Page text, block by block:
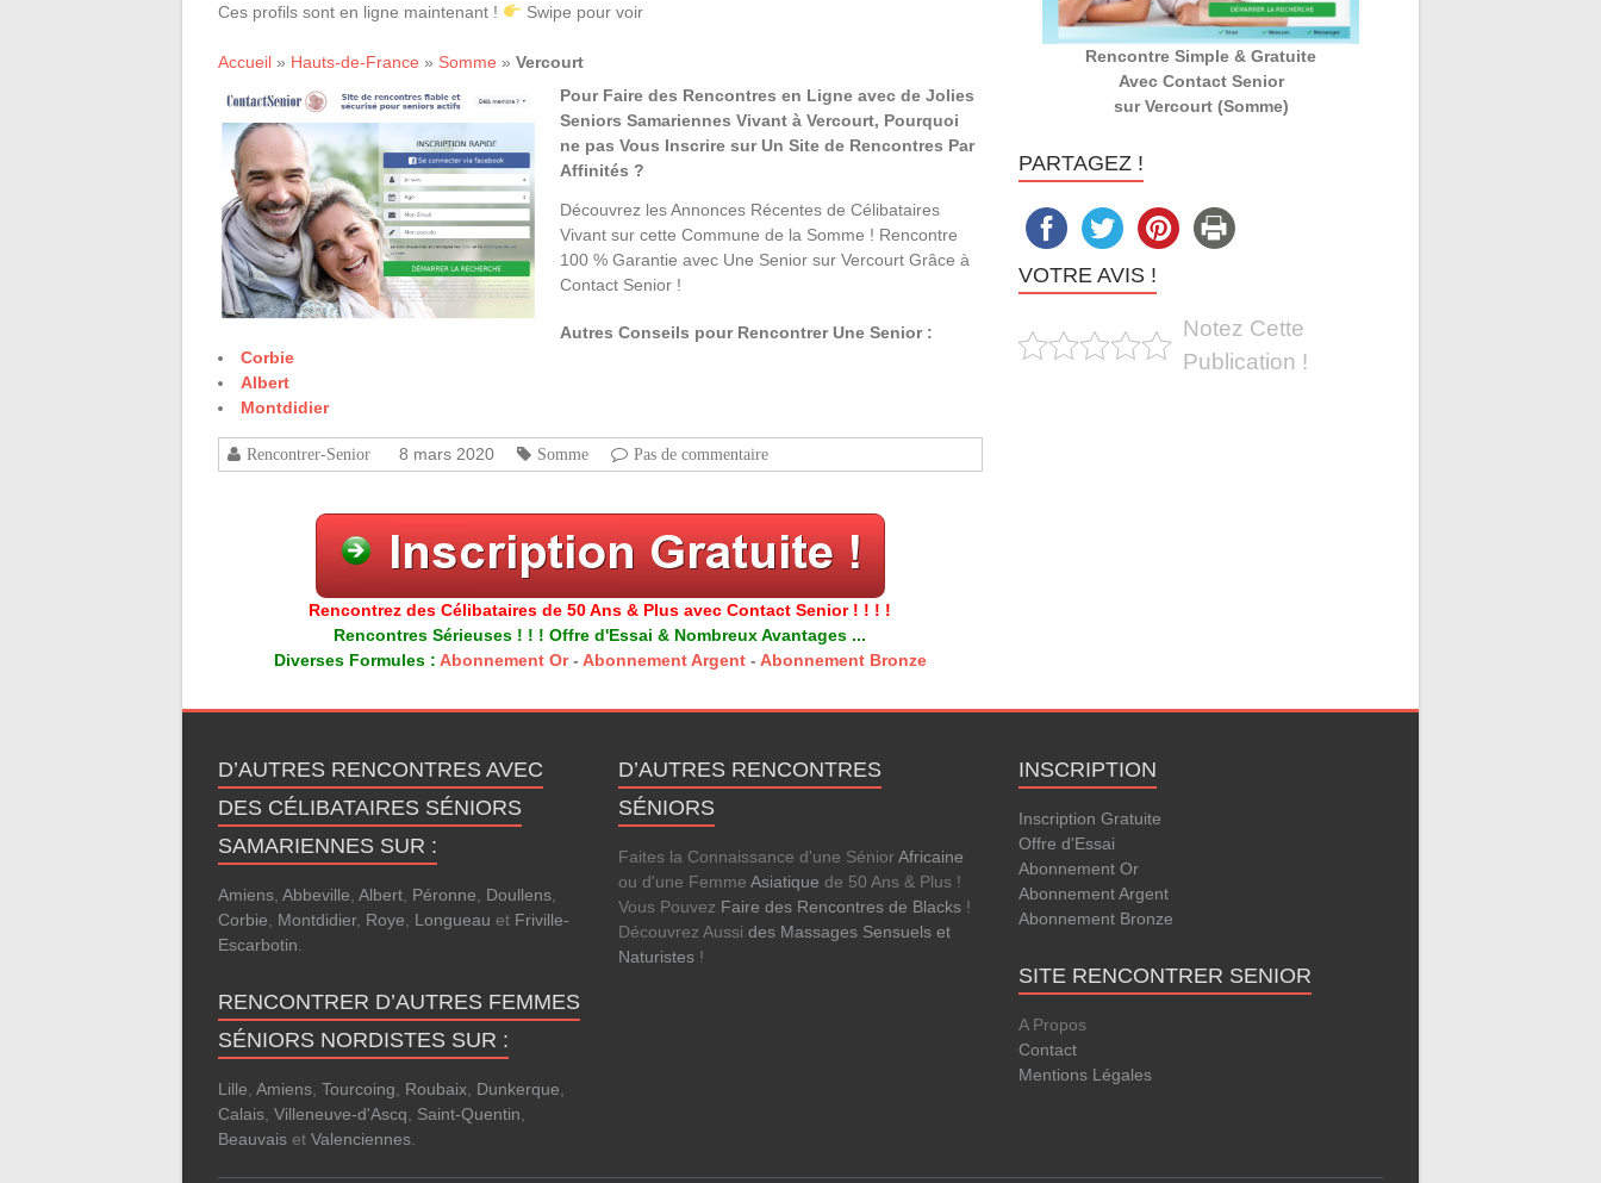
Ces profils sont en ligne maintenant ! Swipe pour voir
Accueil » Hauts-de-France » Somme » Vercourt
Pour Faire des Rencontres en Ligne avec de Jolies
Seniors Samariennes Vivant à Vercourt, Pourquoi
ne pas Vous Inscrire sur Un Site de Rencontres Par
Affinités ?
Découvrez les Annonces Récentes de Célibataires
Vivant sur cette Commune de la Somme ! Rencontre
100 % Garantie avec Une Senior sur Vercourt Grâce à
Contact Senior !
Autres Conseils pour Rencontrer Une Senior :
Corbie
Albert
Montdidier
Rencontrer-Senior 8 mars 2020 Somme Pas de commentaire
Rencontrez des Célibataires de 50 Ans & Plus avec Contact Senior ! ! ! !
Rencontres Sérieuses ! ! ! Offre d'Essai & Nombreux Avantages ...
Diverses Formules : Abonnement Or- Abonnement Argent- Abonnement Bronze
Rencontre Simple & Gratuite
Avec Contact Senior
sur Vercourt (Somme)
PARTAGEZ !
VOTRE AVIS !
Notez Cette
Publication !
D’AUTRES RENCONTRES AVEC
DES CÉLIBATAIRES SÉNIORS
SAMARIENNES SUR :
Amiens Abbeville Albert Péronne Doullens
Corbie
Montdidier, Roye Longueau et Friville-
Escarbotin
RENCONTRER D’AUTRES FEMMES
SÉNIORS NORDISTES SUR :
Lille Amiens Tourcoing Roubaix Dunkerque
Calais Villeneuve-d'Ascq Saint-Quentin
Beauvais et Valenciennes
D’AUTRES RENCONTRES
SÉNIORS
Faites la Connaissance d'une SéniorAfricaine
ou d'une Femme Asiatique de 50 Ans & Plus !
Vous Pouvez Faire des Rencontres de Blacks !
Découvrez Aussi des Massages Sensuels et
Naturistes !
INSCRIPTION
Inscription Gratuite
Offre d'Essai
Abonnement Or
Abonnement Argent
Abonnement Bronze
SITE RENCONTRER SENIOR
A Propos
Contact
Mentions Légales